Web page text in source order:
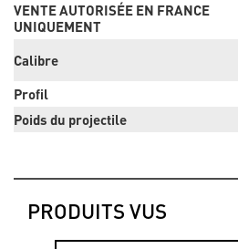
VENTE AUTORISÉE EN FRANCE
UNIQUEMENT
Calibre
Profil
Poids du projectile
PRODUITS VUS